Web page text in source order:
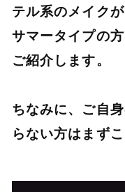
テル系のメイク
サマータイプの
ご紹介します。
ちなみに、ご自
らない方はまず